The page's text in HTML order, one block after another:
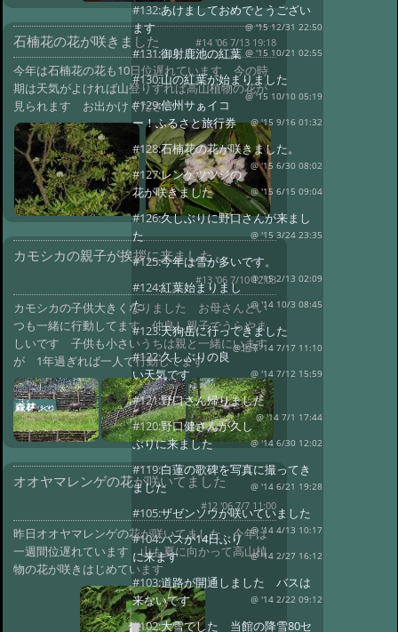
石楠花の花が咲きました #14 '06 7/13 19:18
今年は石楠花の花も10日位遅れています 今の時
期は天気がよければ山登りすれば高山植物の花が
見られます お出かけください
カモシカの親子が挨拶に来ました
#13 '06 7/10 12:03
カモシカの子供大きくなりました お母さんとい
つも一緒に行動してます 仲良し親子でうらやま
しいです 子供も小さいうちは親と一緒にいます
が 1年過ぎれば一人で行動してます
オオヤマレンゲの花が咲いてました
#12 '06 7/7 11:00
昨日オオヤマレンゲの花が咲いてました 今年は
一週間位遅れています 山も夏に向かって高山植
物の花が咲きはじめています
#132:あけましておめでとうござい
ます
@ '15 12/31 22:50
#131:御射鹿池の紅葉 @ '15 10/21 02:55
#130:山の紅葉が始まりました
@ '15 10/10 05:19
#129:信州サぁイコ
ー！ふるさと旅行券
@ '15 9/16 01:32
#128:石楠花の花が咲きました。
@ '15 6/30 08:02
#127:レンゲツツジの
花が咲きました
@ '15 6/15 09:04
#126:久しぶりに野口さんが来まし
た
@ '15 3/24 23:35
#125:今年は雪が多いです。
@ '15 2/13 02:09
#124:紅葉始まりまし
た
@ '14 10/3 08:45
#123:天狗岳に行ってきました
@北澤 '14 7/17 11:10
#122:久しぶりの良
い天気です
@ '14 7/12 15:59
#121:野口さん帰りました
@ '14 7/1 17:44
#120:野口健さんが久し
ぶりに来ました
@ '14 6/30 12:02
#119:白蓮の歌碑を写真に撮ってき
ました
@ '14 6/21 19:28
#105:ザゼンソウが咲いていました
@ '14 4/13 10:17
#104:バスが14日ぶり
に来ます
@ '14 2/27 16:12
#103:道路が開通しました バスは
来ないです
@ '14 2/22 09:12
#102:大雪でした 当館の降雪80セ